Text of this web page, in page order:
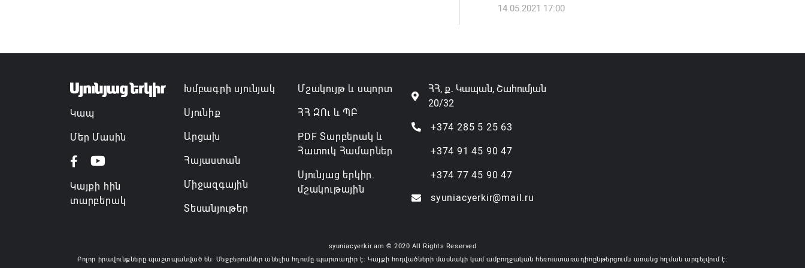
ազատվել է պաշտոնից
նախարարությունների անվանումները
14.05.2021 17:00
Կապ
Մեր Մասին
Կայքի հին
տարբերակ
Խմբագրի սյունյակ
Սյունիք
Արցախ
Հայաստան
Միջազգային
Տեսանյութեր
Մշակույթ և սպորտ
ՀՀ ԶՈւ և ՊԲ
PDF Տարբերակ և
Հատուկ Համարներ
Սյունյաց երկիր.
մշակութային
ՀՀ, ք․ Կապան, Շահումյան
20/32
+374 285 5 25 63
+374 91 45 90 47
+374 77 45 90 47
syuniacyerkir@mail.ru
syuniacyerkir.am © 2020 All Rights Reserved
Բոլոր իրավունքները պաշտպանված են: Մեջբերումներ անելիս հղումը պարտադիր է: Կայքի հոդվածների մասնակի կամ ամբողջական հեռուստառադիոընթերցումն առանց հղման արգելվում է: